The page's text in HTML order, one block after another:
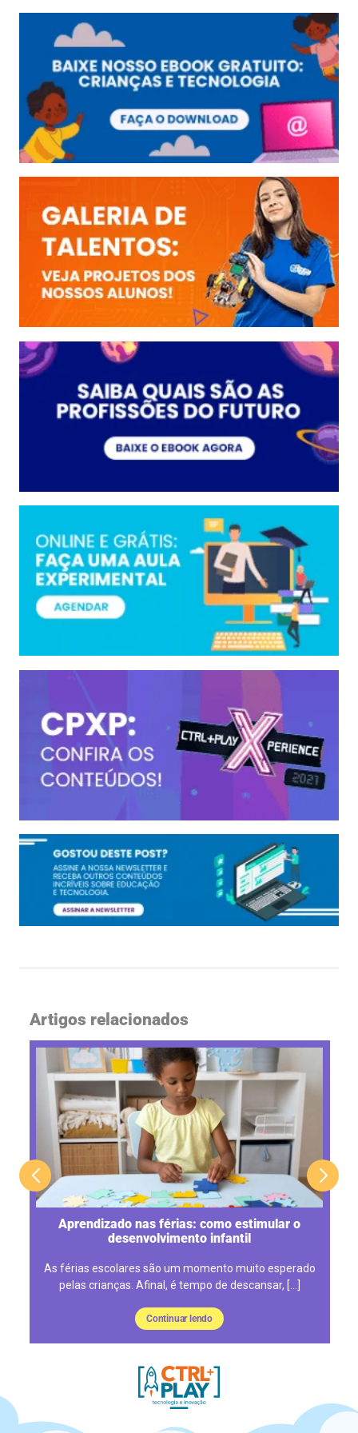
Artigos relacionados
Aprendizado nas férias: como estimular o
desenvolvimento infantil
As férias escolares são um momento muito esperado
pelas crianças. Afinal, é tempo de descansar, […]
Continuar lendo